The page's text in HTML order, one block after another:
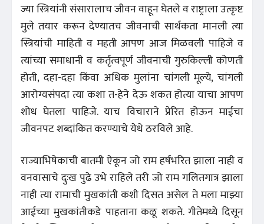
ज्या स्त्रियांनी संसारालाच जीवन वाहून घेतले व राष्ट्राला उत्कृष्ट
मुले तयार करून देण्यातच जीवनाची सार्थकता मानली त्या
स्त्रियांची माहिती व महती आपण आज मिळवली पाहिजे व
त्यांच्या समाधानी व कर्तृत्वपूर्ण जीवनाची गुरुकिल्ली कोणती
होती, दहा-दहा किंवा अधिक मुलांना चांगली मूल्ये, चांगली
आरोग्यसंपदा त्या कशा त-हेने देऊ शकत होत्या याचा आपण
शोध घेतला पाहिजे. याच विचाराने प्रेरित होऊन माईचा
जीवनपट शब्दांकित करण्याचे येथे ठरविले आहे.
राज्याभिषेकाची बातमी ऐकून जो राम हर्षभरित झाला नाही व
वनवासाचे दुःख पुढे उभे राहिले तरी जो राम गलितगात्र झाला
नाही त्या रामाची मुखकांती कशी दिसत असेल ते मला माझ्या
आईच्या मुखकांतीकडे पाहताना कळू शकते. गीतेमध्ये दिसून